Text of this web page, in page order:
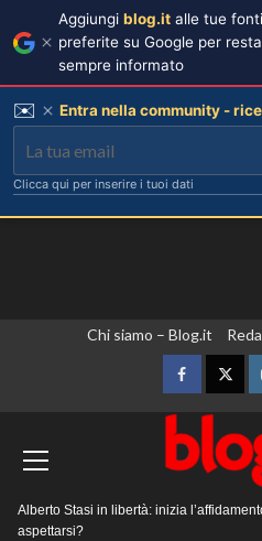
Chi siamo – Blog.it
Facebook
principale
Alberto Stasi in libertà: inizia
aspettarsi?
Aggiungi blog.it alle tue fonti
preferite su Google per
sempre informato
✉️ Entra nella community -
Clicca qui per inserire i tuoi dati